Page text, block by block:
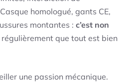
homologué, gants CE,
montantes : c’est non
régulièrement que tout est bien
une passion mécanique.